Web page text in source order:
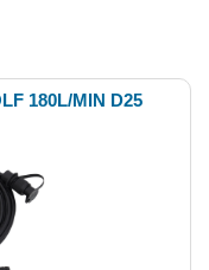
180L/MIN D25